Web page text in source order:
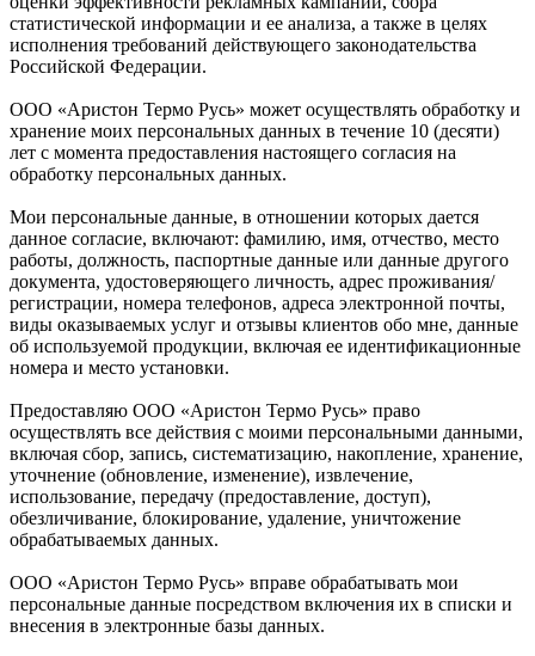
статистической информации и ее анализа, а также в целях
исполнения требований действующего законодательства
Российской Федерации.
ООО «Аристон Термо Русь» может осуществлять обработку и
хранение моих персональных данных в течение 10 (десяти)
лет с момента предоставления настоящего согласия на
обработку персональных данных.
Мои персональные данные, в отношении которых дается
данное согласие, включают: фамилию, имя, отчество, место
работы, должность, паспортные данные или данные другого
документа, удостоверяющего личность, адрес проживания/
регистрации, номера телефонов, адреса электронной почты,
виды оказываемых услуг и отзывы клиентов обо мне, данные
об используемой продукции, включая ее идентификационные
номера и место установки.
Предоставляю ООО «Аристон Термо Русь» право
осуществлять все действия с моими персональными данными,
включая сбор, запись, систематизацию, накопление, хранение,
уточнение (обновление, изменение), извлечение,
использование, передачу (предоставление, доступ),
обезличивание, блокирование, удаление, уничтожение
обрабатываемых данных.
ООО «Аристон Термо Русь» вправе обрабатывать мои
персональные данные посредством включения их в списки и
внесения в электронные базы данных.